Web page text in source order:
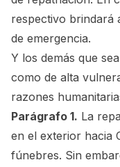
respectivo brindará
de emergencia.
Y los demás que
como de alta
razones
Parágrafo 1. La
en el exterior hacia
fúnebres. Sin